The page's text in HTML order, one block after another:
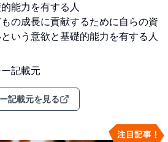
能力を有する人
の成長に貢献するために自らの資
いう意欲と基礎的能力を有する人
記載元
記載元を見る